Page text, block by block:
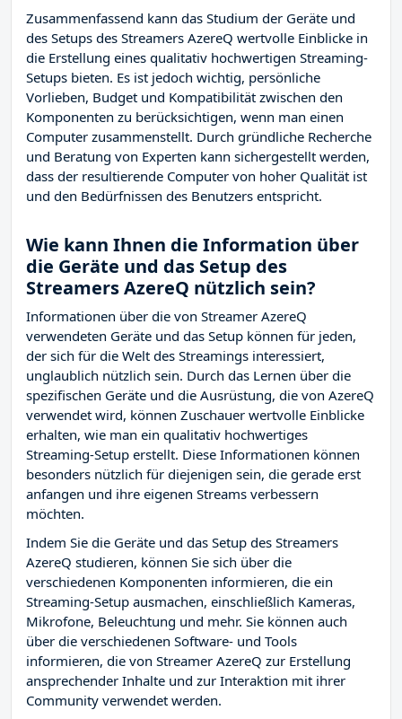
Zusammenfassend kann das Studium der Geräte und
des Setups des Streamers AzereQ wertvolle Einblicke in
die Erstellung eines qualitativ hochwertigen Streaming-
Setups bieten. Es ist jedoch wichtig, persönliche
Vorlieben, Budget und Kompatibilität zwischen den
Komponenten zu berücksichtigen, wenn man einen
Computer zusammenstellt. Durch gründliche Recherche
und Beratung von Experten kann sichergestellt werden,
dass der resultierende Computer von hoher Qualität ist
und den Bedürfnissen des Benutzers entspricht.
Wie kann Ihnen die Information über
die Geräte und das Setup des
Streamers AzereQ nützlich sein?
Informationen über die von Streamer AzereQ
verwendeten Geräte und das Setup können für jeden,
der sich für die Welt des Streamings interessiert,
unglaublich nützlich sein. Durch das Lernen über die
spezifischen Geräte und die Ausrüstung, die von AzereQ
verwendet wird, können Zuschauer wertvolle Einblicke
erhalten, wie man ein qualitativ hochwertiges
Streaming-Setup erstellt. Diese Informationen können
besonders nützlich für diejenigen sein, die gerade erst
anfangen und ihre eigenen Streams verbessern
möchten.
Indem Sie die Geräte und das Setup des Streamers
AzereQ studieren, können Sie sich über die
verschiedenen Komponenten informieren, die ein
Streaming-Setup ausmachen, einschließlich Kameras,
Mikrofone, Beleuchtung und mehr. Sie können auch
über die verschiedenen Software- und Tools
informieren, die von Streamer AzereQ zur Erstellung
ansprechender Inhalte und zur Interaktion mit ihrer
Community verwendet werden.